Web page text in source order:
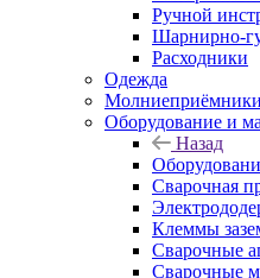
Ручной
Шарнирно-
Расходники
Одежда
Молниеприёмники
Оборудование и
Назад
Сварочная
Клеммы
Сварочные
Сварочные